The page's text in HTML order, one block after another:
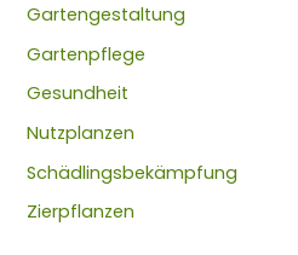
Gartengestaltung
Gartenpflege
Gesundheit
Nutzplanzen
Schädlingsbekämpfung
Zierpflanzen